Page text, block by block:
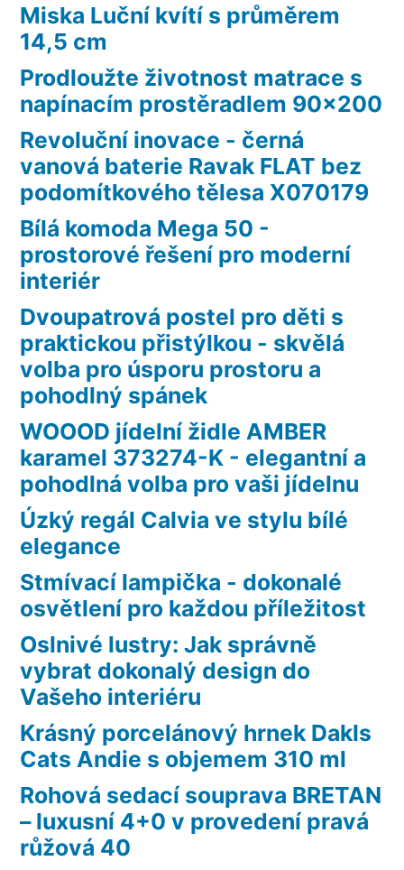
Miska Luční kvítí s průměrem
14,5 cm
Prodloužte životnost matrace s
napínacím prostěradlem 90×200
Revoluční inovace - černá
vanová baterie Ravak FLAT bez
podomítkového tělesa X070179
Bílá komoda Mega 50 -
prostorové řešení pro moderní
interiér
Dvoupatrová postel pro děti s
praktickou přistýlkou - skvělá
volba pro úsporu prostoru a
pohodlný spánek
WOOOD jídelní židle AMBER
karamel 373274-K - elegantní a
pohodlná volba pro vaši jídelnu
Úzký regál Calvia ve stylu bílé
elegance
Stmívací lampička - dokonalé
osvětlení pro každou příležitost
Oslnivé lustry: Jak správně
vybrat dokonalý design do
Vašeho interiéru
Krásný porcelánový hrnek Dakls
Cats Andie s objemem 310 ml
Rohová sedací souprava BRETAN
– luxusní 4+0 v provedení pravá
růžová 40